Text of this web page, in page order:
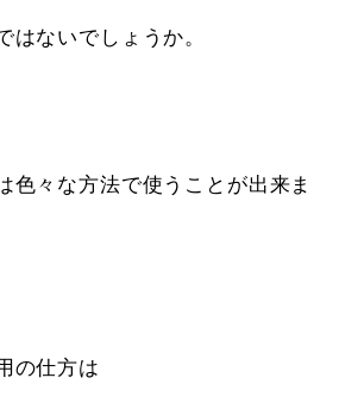
はないでしょうか。
色々な方法で使うことが出来ま
の仕方は